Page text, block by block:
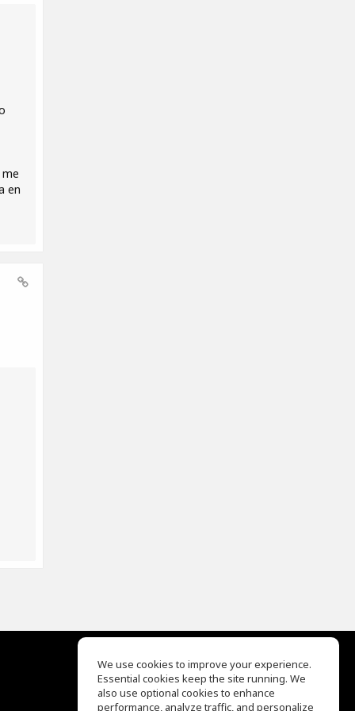
en
EQ Ear Training
Drum Machine
We use cookies to improve your experience.
Essential cookies keep the site running. We
also use optional cookies to enhance
performance, analyze traffic, and personalize